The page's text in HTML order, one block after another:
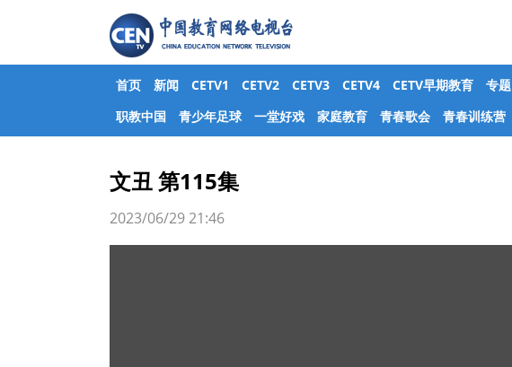
首页 新闻 CETV1 CETV2 CETV3 CETV4 CETV早期教育 专题
职教中国
青少年足球 一堂好戏 家庭教育 青春歌会 青春训练营
文丑 第115集
2023/06/29 21:46